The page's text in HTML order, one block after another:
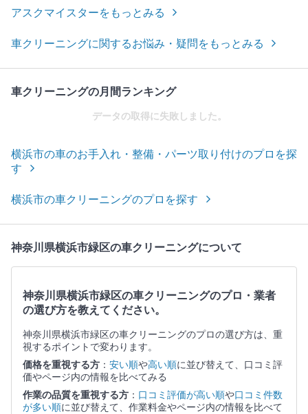
アスクマイスターをもっとみる
車クリーニングに関するお悩み・疑問をもっとみる
車クリーニングの月間ランキング
データの取得に失敗しました。
横浜市の車のお手入れ・整備・パーツ取り付けのプロを探
す
横浜市の車クリーニングのプロを探す
神奈川県横浜市緑区の車クリーニングについて
神奈川県横浜市緑区の車クリーニングのプロ・業者
の選び方を教えてください。
神奈川県横浜市緑区の車クリーニングのプロの選び方は、重
視するポイントで変わります。
価格を重視する方 ： 安い順や高い順に並び替えて、口コミ評
価やページ内の情報を比べてみる
作業の品質を重視する方 ： 口コミ評価が高い順や口コミ件数
が多い順に並び替えて、作業料金やページ内の情報を比べて